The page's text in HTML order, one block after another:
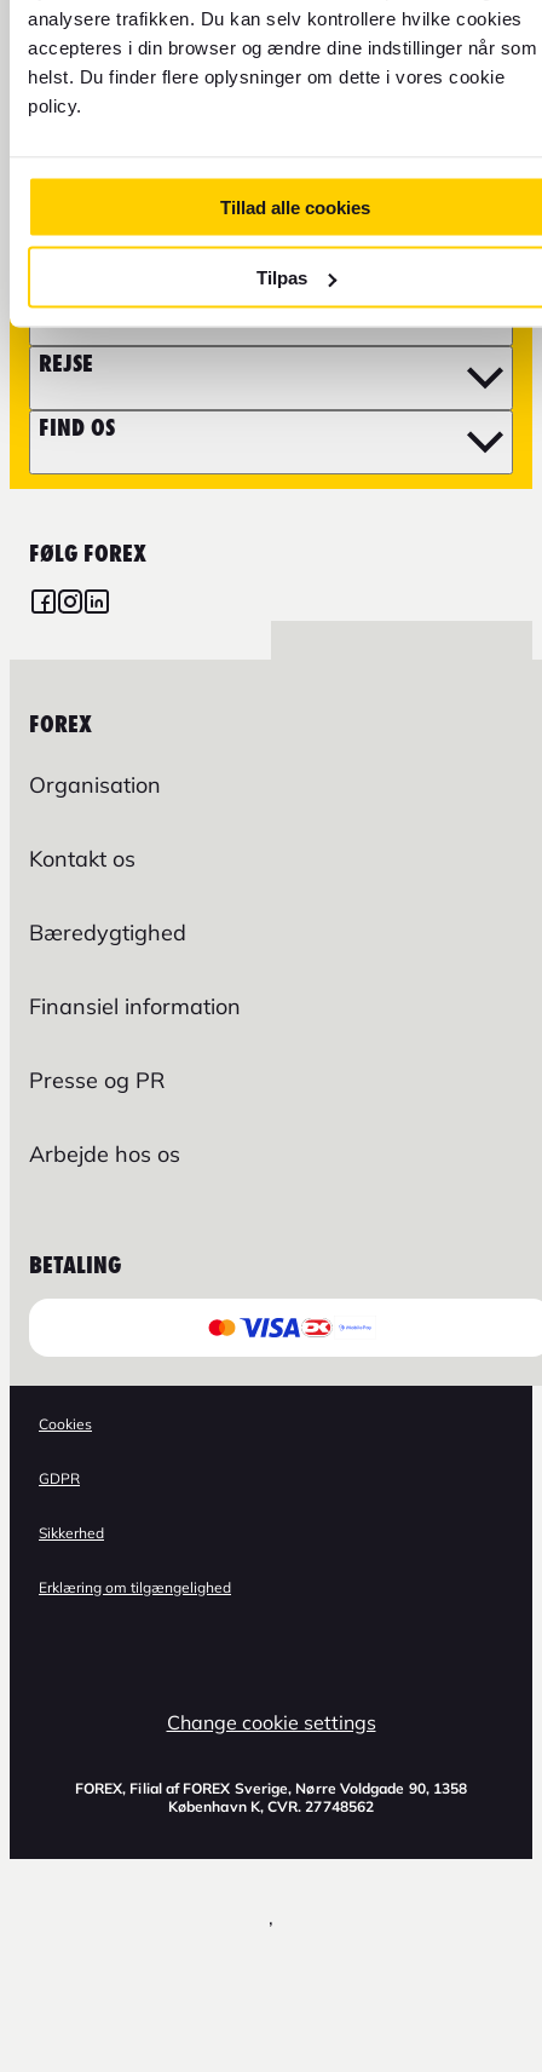
analysere trafikken. Du kan selv kontrollere hvilke cookies
accepteres i din browser og ændre dine indstillinger når som
helst. Du finder flere oplysninger om dette i vores cookie
policy.
Tillad alle cookies
Tilpas
Send os en e-mail eller
besøg vores
kundeserviceside
partnere. Du finder mere information
påkundeservicesiden.
VALUTA
REJSE
FIND OS
FØLG FOREX
FOREX
Organisation
Kontakt os
Bæredygtighed
Finansiel information
Presse og PR
Arbejde hos os
BETALING
Cookies
GDPR
Sikkerhed
Erklæring om tilgængelighed
Change cookie settings
FOREX, Filial af FOREX Sverige, Nørre Voldgade 90, 1358
København K, CVR. 27748562
,